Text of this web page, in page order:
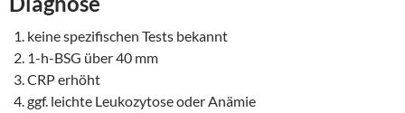
keine spezifischen Tests bekannt
1-h-BSG über 40 mm
CRP erhöht
ggf. leichte Leukozytose oder Anämie